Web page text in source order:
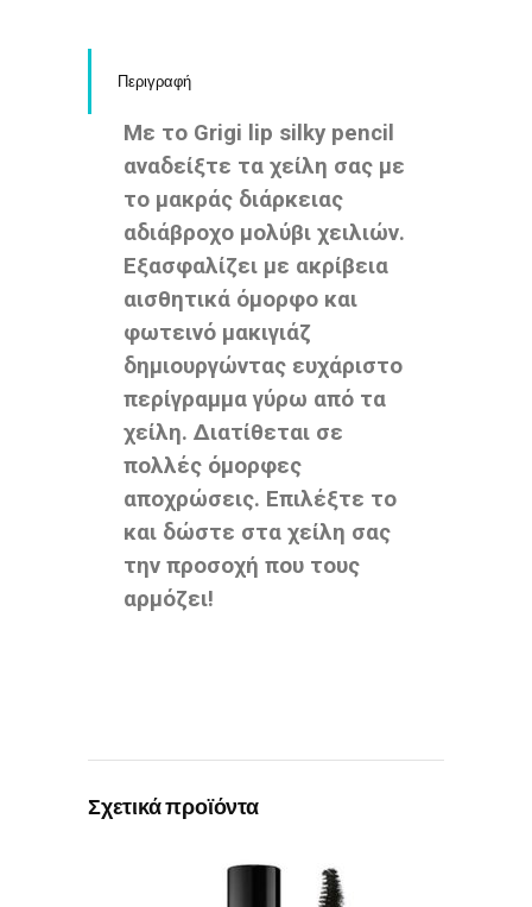
Περιγραφή
Με το Grigi lip silky pencil
αναδείξτε τα χείλη σας με
το μακράς διάρκειας
αδιάβροχο μολύβι χειλιών.
Εξασφαλίζει με ακρίβεια
αισθητικά όμορφο και
φωτεινό μακιγιάζ
δημιουργώντας ευχάριστο
περίγραμμα γύρω από τα
χείλη. Διατίθεται σε
πολλές όμορφες
αποχρώσεις. Επιλέξτε το
και δώστε στα χείλη σας
την προσοχή που τους
αρμόζει!
Σχετικά προϊόντα